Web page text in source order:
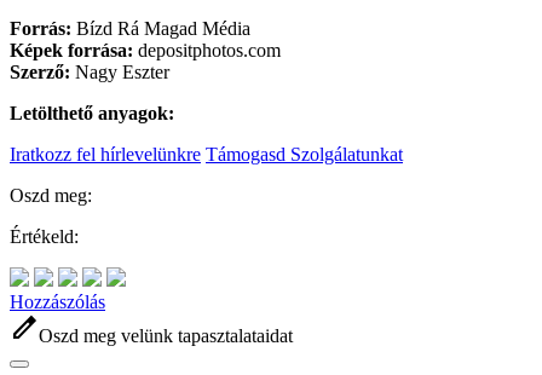
Forrás: Bízd Rá Magad Média
Képek forrása: depositphotos.com
Szerző: Nagy Eszter
Letölthető anyagok:
Iratkozz fel hírlevelünkre Támogasd Szolgálatunkat
Oszd meg:
Értékeld:
Hozzászólás
editOszd meg velünk tapasztalataidat